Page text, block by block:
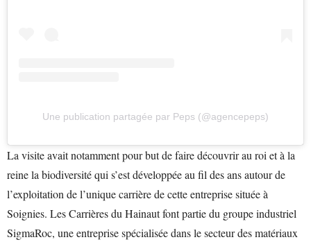
Une publication partagée par Peps (@agencepeps)
La visite avait notamment pour but de faire découvrir au roi et à la
reine la biodiversité qui s’est développée au fil des ans autour de
l’exploitation de l’unique carrière de cette entreprise située à
Soignies. Les Carrières du Hainaut font partie du groupe industriel
SigmaRoc, une entreprise spécialisée dans le secteur des matériaux